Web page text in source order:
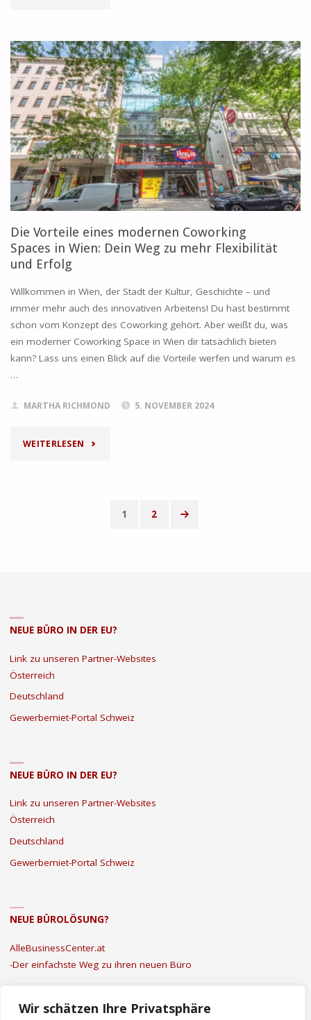
Wir schätzen Ihre Privatsphäre
IN
WIEN,
GRAZ
ODER
LINZ:
DIE
BESTEN
STANDORTE
UNTERNEHMEN"
Die Vorteile eines modernen Coworking
Spaces in Wien: Dein Weg zu mehr Flexibilität
und Erfolg
Willkommen in Wien, der Stadt der Kultur, Geschichte – und
immer mehr auch des innovativen Arbeitens! Du hast bestimmt
schon vom Konzept des Coworking gehört. Aber weißt du, was
ein moderner Coworking Space in Wien dir tatsächlich bieten
kann? Lass uns einen Blick auf die Vorteile werfen und warum es
…
MARTHA RICHMOND 5. NOVEMBER 2024
WEITERLESEN "DIE
WIEN:
DEIN
ZU
FLEXIBILITÄT
UND
1 2
NEUE BÜRO IN DER EU?
Link zu unseren Partner-Websites
Österreich
Deutschland
Gewerbemiet-Portal Schweiz
NEUE BÜRO IN DER EU?
Link zu unseren Partner-Websites
Österreich
Deutschland
Gewerbemiet-Portal Schweiz
NEUE BÜROLÖSUNG?
AlleBusinessCenter.at
-Der einfachste Weg zu ihren neuen Büro